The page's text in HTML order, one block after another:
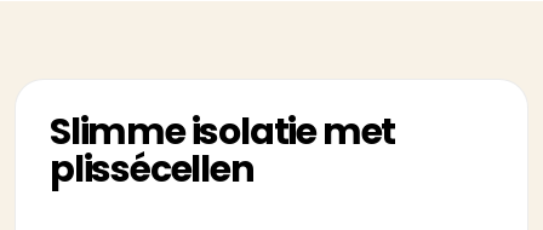
Slimme isolatie met
plissécellen